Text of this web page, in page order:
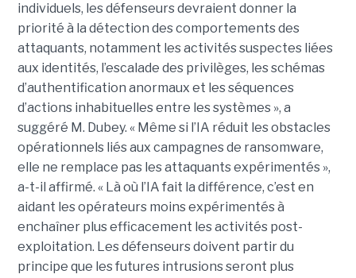
individuels, les défenseurs devraient donner la
priorité à la détection des comportements des
attaquants, notamment les activités suspectes liées
aux identités, l’escalade des privilèges, les schémas
d’authentification anormaux et les séquences
d’actions inhabituelles entre les systèmes », a
suggéré M. Dubey. « Même si l’IA réduit les obstacles
opérationnels liés aux campagnes de ransomware,
elle ne remplace pas les attaquants expérimentés »,
a-t-il affirmé. « Là où l’IA fait la différence, c’est en
aidant les opérateurs moins expérimentés à
enchaîner plus efficacement les activités post-
exploitation. Les défenseurs doivent partir du
principe que les futures intrusions seront plus